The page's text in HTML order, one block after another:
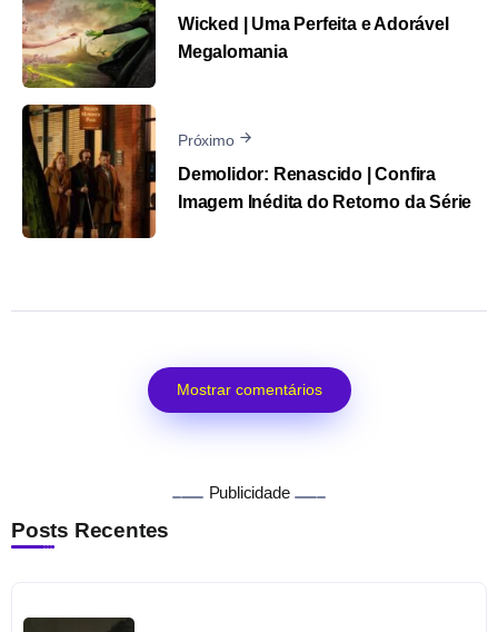
Wicked | Uma Perfeita e Adorável
Megalomania
Próximo
Demolidor: Renascido | Confira
Imagem Inédita do Retorno da Série
Mostrar comentários
Publicidade
Posts Recentes